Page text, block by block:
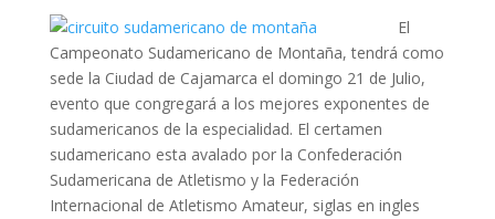
El
Campeonato Sudamericano de Montaña, tendrá como
sede la Ciudad de Cajamarca el domingo 21 de Julio,
evento que congregará a los mejores exponentes de
sudamericanos de la especialidad. El certamen
sudamericano esta avalado por la Confederación
Sudamericana de Atletismo y la Federación
Internacional de Atletismo Amateur, siglas en ingles